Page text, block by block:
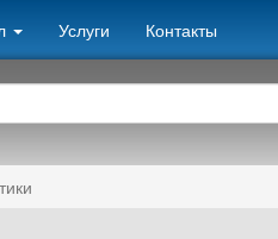
Услуги Контакты